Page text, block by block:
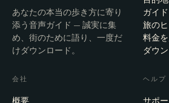
あなたの本当の歩き方に寄り
添う音声ガイド — 誠実に集
め、街のために語り、一度だ
けダウンロード。
ガイド
旅の
料金
ダウ
会社
概要
ヘルプ
サポー